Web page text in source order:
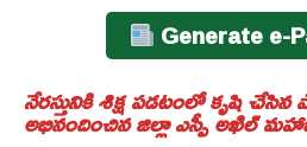
Generate e-
నేరస్తునికి శిక్ష పడటంలో కృషి చేసిన
అభినందించిన జిల్లా ఎస్పీ అఖిల్